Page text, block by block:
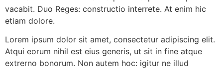
vacabit. Duo Reges: constructio interrete. At enim hic
etiam dolore.
Lorem ipsum dolor sit amet, consectetur adipiscing elit.
Atqui eorum nihil est eius generis, ut sit in fine atque
extrerno bonorum. Non autem hoc: igitur ne illud